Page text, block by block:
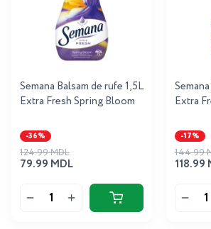
Semana Balsam de rufe 1,5L
Extra Fresh Spring Bloom
-36%
79.99 MDL
124.99 MDL
Extra
-17%
118.99
144.99